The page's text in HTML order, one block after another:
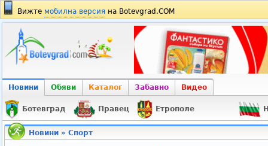
Вижте мобилна версия на Botevgrad.COM
Новини Обяви Каталог Забавно Видео
Ботевград Правец Етрополе
Новини» Спорт